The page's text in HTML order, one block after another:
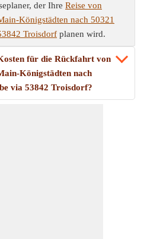
der Ihre Reise von
Königstädten nach 50321
Troisdorf planen wird.
für die Rückfahrt von
Königstädten nach
via 53842 Troisdorf?